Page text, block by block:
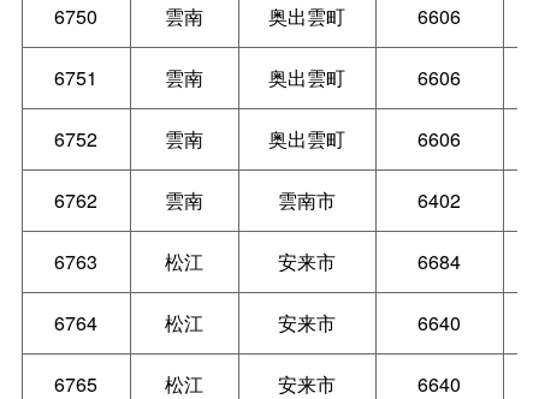
6750 雲南 奥出雲町 6606
6751 雲南 奥出雲町 6606
6752 雲南 奥出雲町 6606
6762 雲南 雲南市 6402
6763 松江 安来市 6684
6764 松江 安来市 6640
6765 松江 安来市 6640